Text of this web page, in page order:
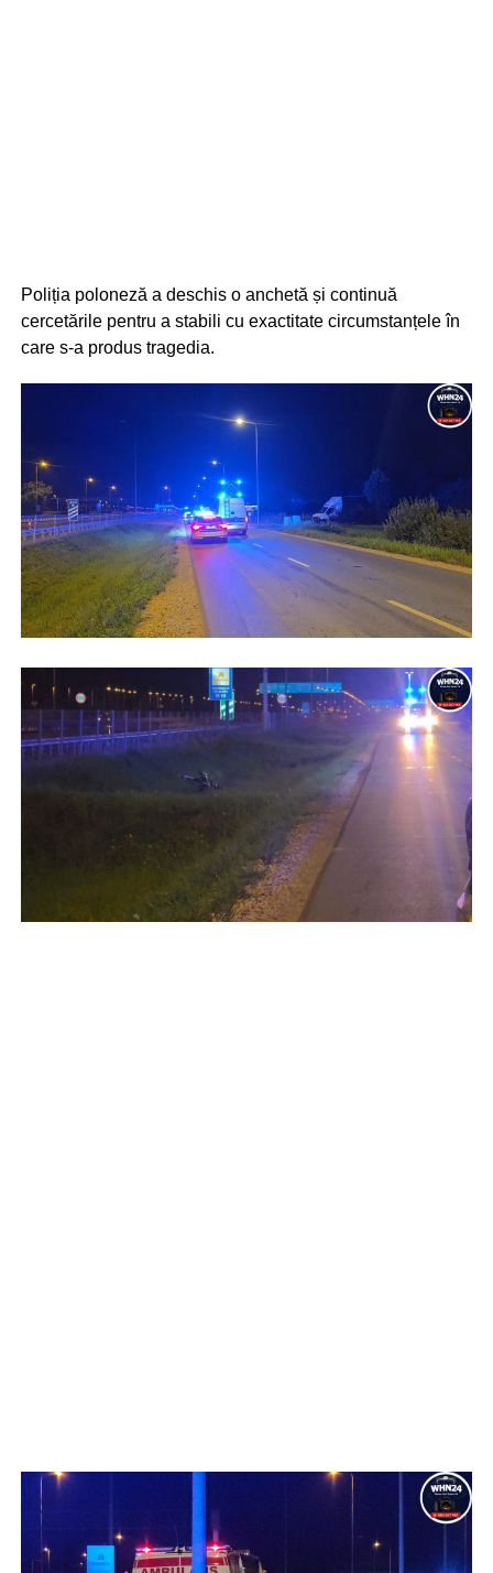
Poliția poloneză a deschis o anchetă și continuă
cercetările pentru a stabili cu exactitate circumstanțele în
care s-a produs tragedia.